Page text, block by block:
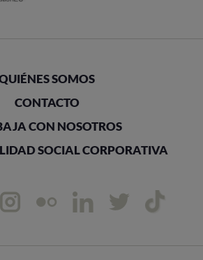
SOMOS
CONTACTO
CON NOSOTROS
SOCIAL CORPORATIVA